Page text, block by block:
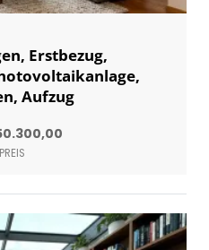
Erstbezug,
Aufzug